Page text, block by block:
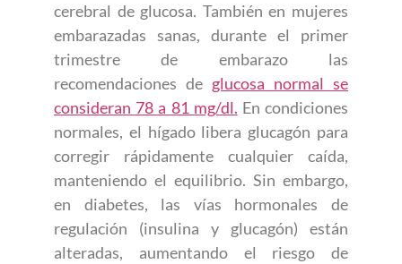
cerebral de glucosa. También en mujeres
embarazadas sanas, durante el primer
trimestre de embarazo las
recomendaciones de glucosa normal se
consideran 78 a 81 mg/dl. En condiciones
normales, el hígado libera glucagón para
corregir rápidamente cualquier caída,
manteniendo el equilibrio. Sin embargo,
en diabetes, las vías hormonales de
regulación (insulina y glucagón) están
alteradas, aumentando el riesgo de